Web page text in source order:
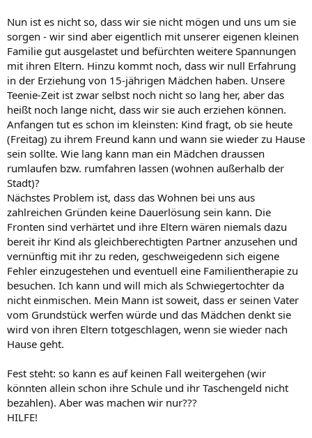
Nun ist es nicht so, dass wir sie nicht mögen und uns um sie
sorgen - wir sind aber eigentlich mit unserer eigenen kleinen
Familie gut ausgelastet und befürchten weitere Spannungen
mit ihren Eltern. Hinzu kommt noch, dass wir null Erfahrung
in der Erziehung von 15-jährigen Mädchen haben. Unsere
Teenie-Zeit ist zwar selbst noch nicht so lang her, aber das
heißt noch lange nicht, dass wir sie auch erziehen können.
Anfangen tut es schon im kleinsten: Kind fragt, ob sie heute
(Freitag) zu ihrem Freund kann und wann sie wieder zu Hause
sein sollte. Wie lang kann man ein Mädchen draussen
rumlaufen bzw. rumfahren lassen (wohnen außerhalb der
Stadt)?
Nächstes Problem ist, dass das Wohnen bei uns aus
zahlreichen Gründen keine Dauerlösung sein kann. Die
Fronten sind verhärtet und ihre Eltern wären niemals dazu
bereit ihr Kind als gleichberechtigten Partner anzusehen und
vernünftig mit ihr zu reden, geschweigedenn sich eigene
Fehler einzugestehen und eventuell eine Familientherapie zu
besuchen. Ich kann und will mich als Schwiegertochter da
nicht einmischen. Mein Mann ist soweit, dass er seinen Vater
vom Grundstück werfen würde und das Mädchen denkt sie
wird von ihren Eltern totgeschlagen, wenn sie wieder nach
Hause geht.
Fest steht: so kann es auf keinen Fall weitergehen (wir
könnten allein schon ihre Schule und ihr Taschengeld nicht
bezahlen). Aber was machen wir nur???
HILFE!